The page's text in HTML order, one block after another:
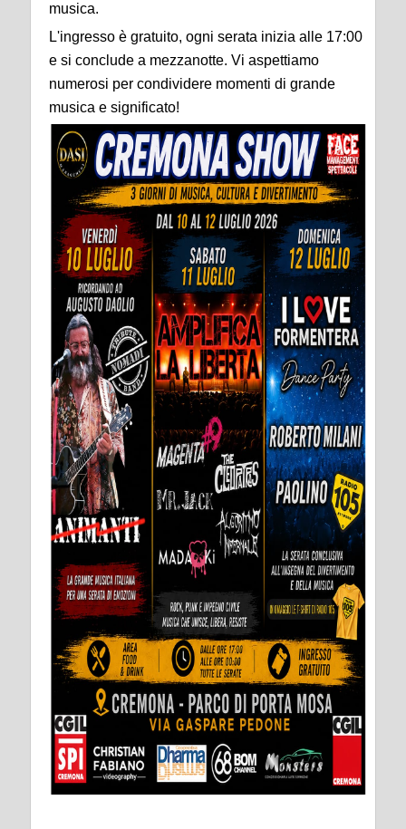
musica.
L'ingresso è gratuito, ogni serata inizia alle 17:00
e si conclude a mezzanotte. Vi aspettiamo
numerosi per condividere momenti di grande
musica e significato!